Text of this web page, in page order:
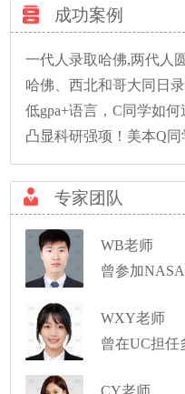
成功案例
一代人录取哈佛,两代人
哈佛、西北和哥大同日
低gpa+语言，C同学如
专家团队
WB老师
WXY老师
CY老师